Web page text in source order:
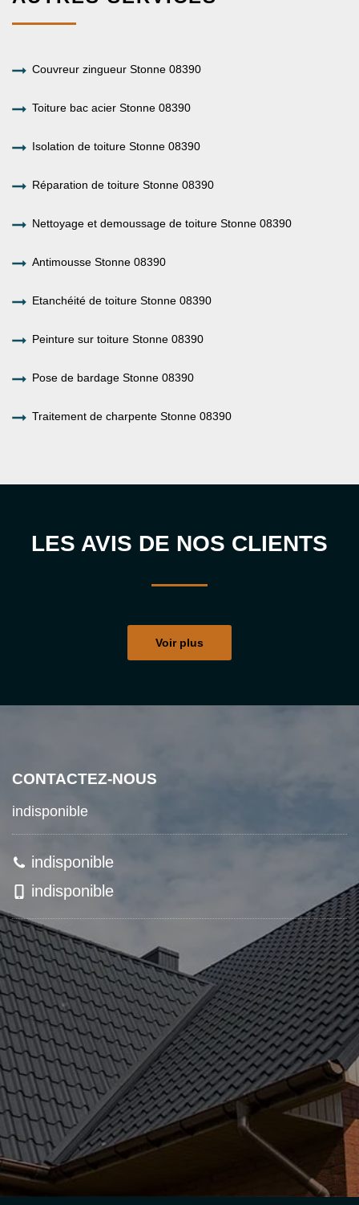
Couvreur zingueur Stonne 08390
Toiture bac acier Stonne 08390
Isolation de toiture Stonne 08390
Réparation de toiture Stonne 08390
Nettoyage et demoussage de toiture Stonne 08390
Antimousse Stonne 08390
Etanchéité de toiture Stonne 08390
Peinture sur toiture Stonne 08390
Pose de bardage Stonne 08390
Traitement de charpente Stonne 08390
LES AVIS DE NOS CLIENTS
Voir plus
CONTACTEZ-NOUS
indisponible
indisponible
indisponible